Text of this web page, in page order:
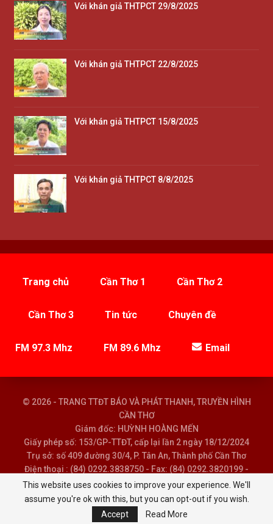
Với khán giả THTPCT 29/8/2025
Với khán giả THTPCT 22/8/2025
Với khán giả THTPCT 15/8/2025
Với khán giả THTPCT 8/8/2025
Trang chủ Cần Thơ 1 Cần Thơ 2
Cần Thơ 3 Tin tức Chuyên đề
FM 97.3 Mhz FM 89.6 Mhz Email
© 2026 - TRANG TTĐT BÁO VÀ PHÁT THANH, TRUYỀN HÌNH
CẦN THƠ
Giám đốc: HUỲNH HOÀNG MẾN
Giấy phép số: 153/GP-TTĐT, cấp lại lần 2 ngày 18/12/2024
Trụ sở: số 409 đường 30/4, P. Tân An, Thành phố Cần Thơ
Điện thoại : (84) 0292.3838750 - Fax: (84) 0292.3820199 -
Email : baoptth@cantho.gov.vn
This website uses cookies to improve your experience. We'll
assume you're ok with this, but you can opt-out if you wish.
Accept
Read More